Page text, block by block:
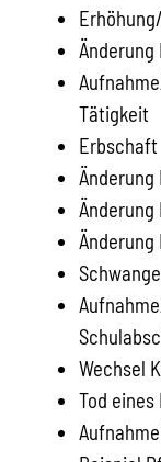
Tätigkeit
Erbschaft
Änderung
Wechsel
Tod